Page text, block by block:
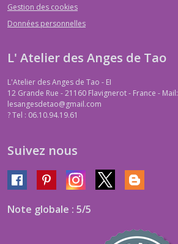
Gestion des cookies
Données personnelles
L' Atelier des Anges de Tao
L'Atelier des Anges de Tao - EI
12 Grande Rue - 21160 Flavignerot - France - Mail:
lesangesdetao@gmail.com
?Tel : 06.10.94.19.61
Suivez nous
Note globale : 5/5